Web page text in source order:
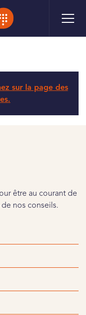
sur la page des
être au courant de
nos conseils.